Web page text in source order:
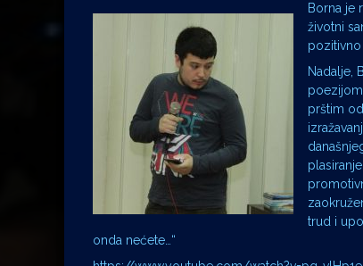
Borna je
životni
pozitivno
Nadalje,
prštim
trud i
onda nećete…“